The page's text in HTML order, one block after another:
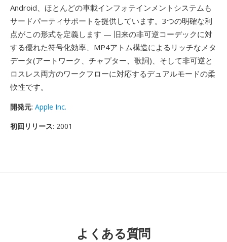
Android、ほとんどの車載インフォテインメントシステムも
サードパーティサポートを提供しています。3つの明確な利
点がこの形式を定義します — 旧来の非可逆コーデックに対
する優れた符号化効率、MP4アトム構造によるリッチなメタ
データ(アートワーク、チャプター、歌詞)、そして非可逆と
ロスレス両方のワークフローに対応するデュアルモードの柔
軟性です。
開発元: Apple Inc.
初回リリース: 2001
よくある質問